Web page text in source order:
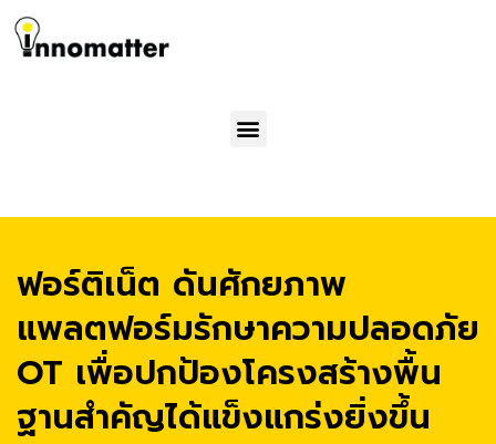
Menu
ฟอร์ติเน็ต ดันศักยภาพ
แพลตฟอร์มรักษาความปลอดภัย
OT เพื่อปกป้องโครงสร้างพื้น
ฐานสำคัญได้แข็งแกร่งยิ่งขึ้น